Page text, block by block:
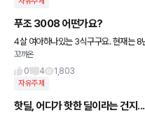
푸조 3008 어떤가요?
4살 여아하나있는 3식구구요. 현재는 8년정도된 스r 타고있어요. 현기차좀 피해보려구
요. 맥스4천까지 생각중입니다.
꼬까온
0
4 1,803
자유주제
핫딜, 어디가 핫한 딜이라는 건지...